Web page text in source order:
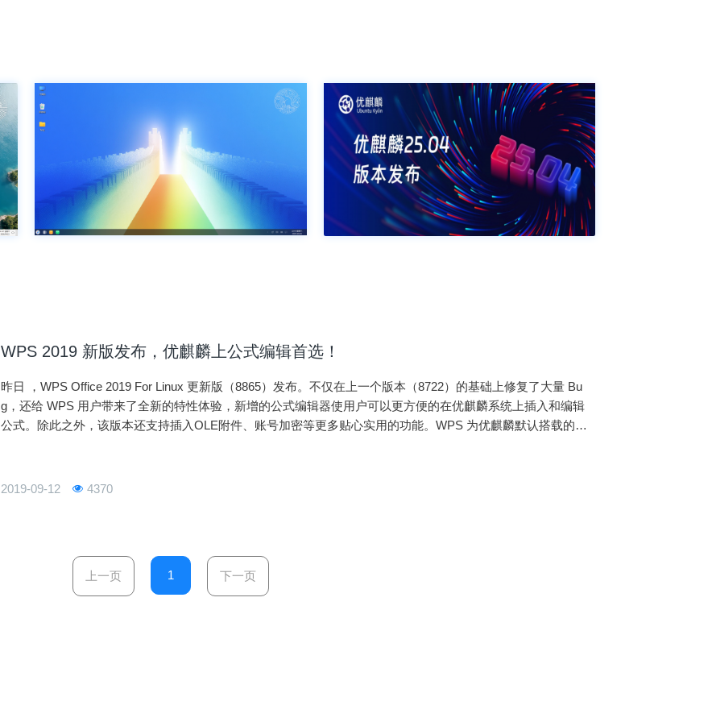
WPS 2019 新版发布，优麒麟上公式编辑首选！
昨日 ，WPS Office 2019 For Linux 更新版（8865）发布。不仅在上一个版本（8722）的基础上修复了大量 Bu
g，还给 WPS 用户带来了全新的特性体验，新增的公式编辑器使用户可以更方便的在优麒麟系统上插入和编辑
公式。除此之外，该版本还支持插入OLE附件、账号加密等更多贴心实用的功能。WPS 为优麒麟默认搭载的办
2019-09-12 4370
上一页 1 下一页